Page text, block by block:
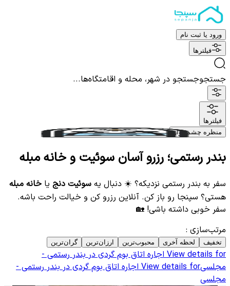
ورود یا ثبت نام
فیلترها
جستجوجستجو در شهر، محله و اقامتگاه‌ها...
فیلترها
منظره چشم نواز
بندر رستمی؛ رزرو آسان سوئیت و خانه مبله
سفر به بندر رستمی نزدیکه؟ ☀️ دنبال یه سوئیت دنج یا خانه مبله
هستی؟ سپنجا رو باز کن. آنلاین رزرو کن و خیالت راحت باشه.
سفر خوبی داشته باشی! 🏡
مرتب‌سازی :
تخفیف لحظه آخری محبوب‌ترین ارزان‌ترین گران‌ترین
View details for اجاره اتاق بوم گردی در بندر رستمی -
مجلسیView details for اجاره اتاق بوم گردی در بندر رستمی -
مجلسی